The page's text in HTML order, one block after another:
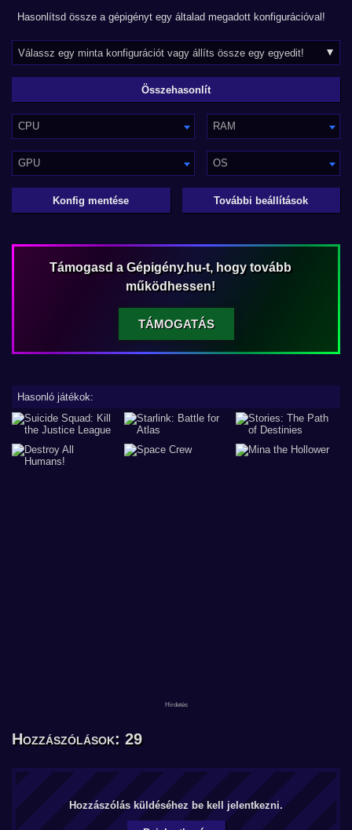
Hasonlítsd össze a gépigényt egy általad megadott konfigurációval!
CPU RAM
GPU OS
Konfig mentése További beállítások
Támogasd a Gépigény.hu-t, hogy tovább
működhessen!
TÁMOGATÁS
Hasonló játékok:
Hozzászólások: 29
Hozzászólás küldéséhez be kell jelentkezni.